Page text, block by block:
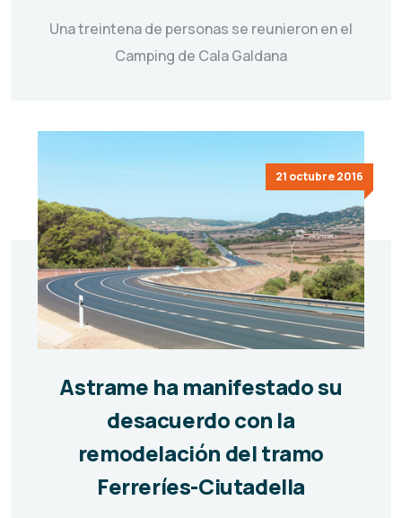
Una treintena de personas se reunieron en el
Camping de Cala Galdana
21 octubre 2016
Astrame ha manifestado su
desacuerdo con la
remodelación del tramo
Ferreríes-Ciutadella